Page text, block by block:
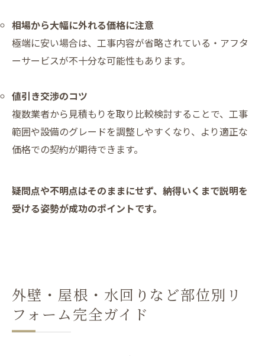
相場から大幅に外れる価格に注意
極端に安い場合は、工事内容が省略されている・アフタ
ーサービスが不十分な可能性もあります。
値引き交渉のコツ
複数業者から見積もりを取り比較検討することで、工事
範囲や設備のグレードを調整しやすくなり、より適正な
価格での契約が期待できます。
疑問点や不明点はそのままにせず、納得いくまで説明を
受ける姿勢が成功のポイントです。
外壁・屋根・水回りなど部位別リ
フォーム完全ガイド